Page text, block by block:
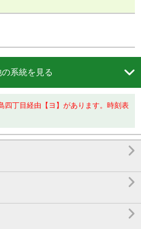
系統を見る 
丁目経由【ヨ】があります。時刻表


